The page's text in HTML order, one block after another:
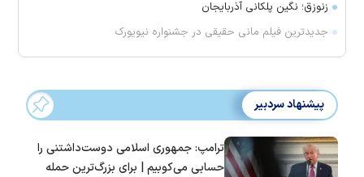
زنوزق؛ نگین پلکانی آذربایجان
جدیدترین فیلم مانی حقیقی در جشنواره نیویورک
پیشنهاد سردبیر
ترامپ: جمهوری اسلامی دوست‌داشتنی را
حسابی می‌کوبیم | برای بزرگ‌ترین حمله